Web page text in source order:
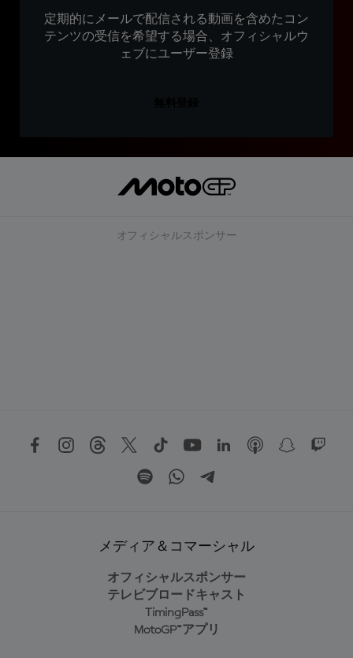
定期的にメールで配信される動画を含めたコン
テンツの受信を希望する場合、オフィシャルウ
ェブにユーザー登録
オフィシャルスポンサー
メディア＆コマーシャル
オフィシャルスポンサー
テレビブロードキャスト
TimingPass™
MotoGP™アプリ